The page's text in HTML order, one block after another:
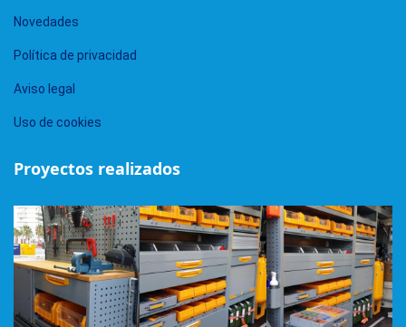
Novedades
Política de privacidad
Aviso legal
Uso de cookies
Proyectos realizados